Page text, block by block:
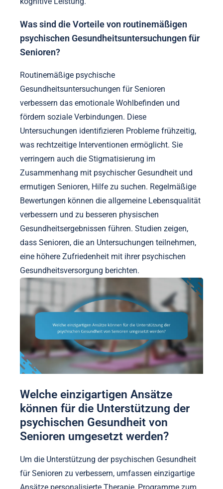
Was sind die Vorteile von routinemäßigen
psychischen Gesundheitsuntersuchungen für
Senioren?
Routinemäßige psychische
Gesundheitsuntersuchungen für Senioren
verbessern das emotionale Wohlbefinden und
fördern soziale Verbindungen. Diese
Untersuchungen identifizieren Probleme frühzeitig,
was rechtzeitige Interventionen ermöglicht. Sie
verringern auch die Stigmatisierung im
Zusammenhang mit psychischer Gesundheit und
ermutigen Senioren, Hilfe zu suchen. Regelmäßige
Bewertungen können die allgemeine Lebensqualität
verbessern und zu besseren physischen
Gesundheitsergebnissen führen. Studien zeigen,
dass Senioren, die an Untersuchungen teilnehmen,
eine höhere Zufriedenheit mit ihrer psychischen
Gesundheitsversorgung berichten.
Welche einzigartigen Ansätze
können für die Unterstützung der
psychischen Gesundheit von
Senioren umgesetzt werden?
Um die Unterstützung der psychischen Gesundheit
für Senioren zu verbessern, umfassen einzigartige